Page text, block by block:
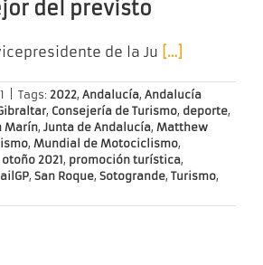
del previsto
de la Ju […]
Tags: 2022, Andalucía, Andalucía
, Consejería de Turismo, deporte,
Marín, Junta de Andalucía, Matthew
, Mundial de Motociclismo,
otoño 2021, promoción turística,
, San Roque, Sotogrande, Turismo,